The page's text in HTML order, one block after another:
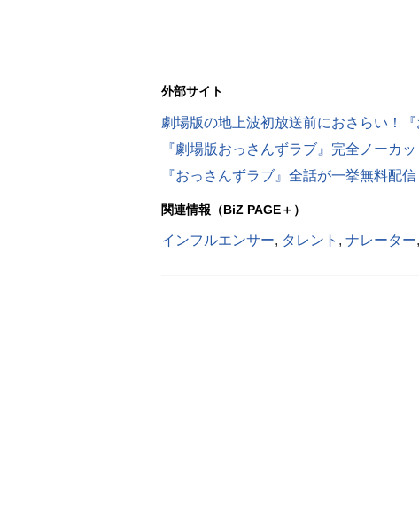
外部サイト
劇場版の地上波初放送前におさらい！
『おっさんずラブ』全話が一挙無料配
関連情報（BiZ PAGE＋）
インフルエンサー, タレント , ナレーター,